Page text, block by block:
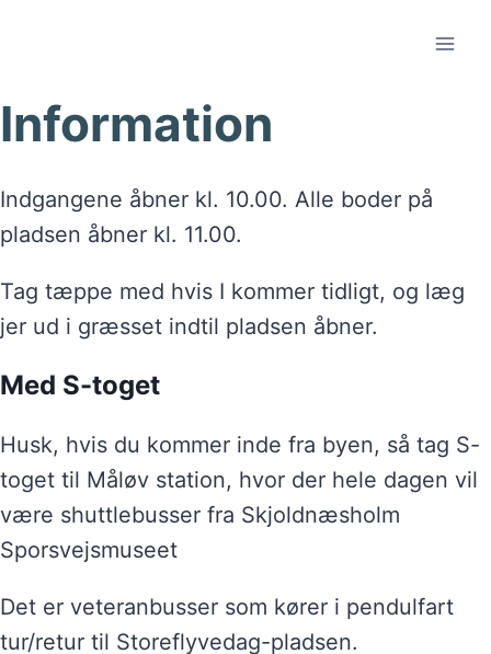
Information
Indgangene åbner kl. 10.00. Alle boder på
pladsen åbner kl. 11.00.
Tag tæppe med hvis I kommer tidligt, og læg
jer ud i græsset indtil pladsen åbner.
Med S-toget
Husk, hvis du kommer inde fra byen, så tag S-
toget til Måløv station, hvor der hele dagen vil
være shuttlebusser fra Skjoldnæsholm
Sporsvejsmuseet
Det er veteranbusser som kører i pendulfart
tur/retur til Storeflyvedag-pladsen.